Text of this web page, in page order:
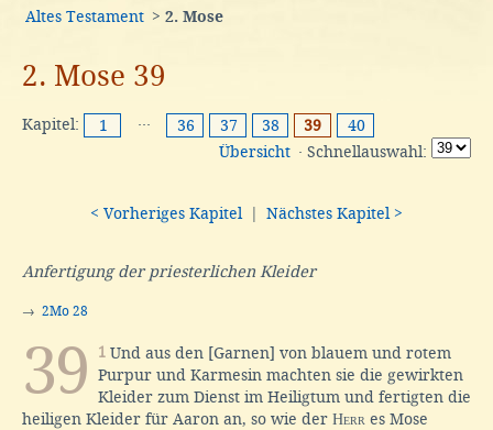
Altes Testament > 2. Mose
2. Mose 39
Kapitel: 1 ··· 36 37 38 39
40
Übersicht · Schnellauswahl:
< Vorheriges Kapitel Nächstes Kapitel >
Anfertigung der priesterlichen Kleider
→ 2Mo 28
39 1 Und aus den [Garnen] von blauem und rotem
Purpur und Karmesin machten sie die gewirkten
Kleider zum Dienst im Heiligtum und fertigten die
heiligen Kleider für Aaron an, so wie der Herr es Mose